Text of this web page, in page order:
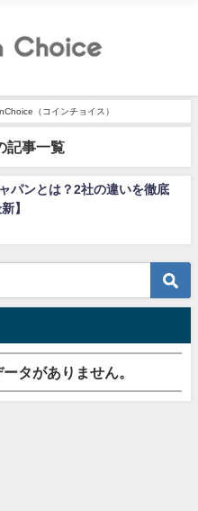
（コインチョイス）
記事一覧
パンとは？2社の違いを徹底
】
タがありません。